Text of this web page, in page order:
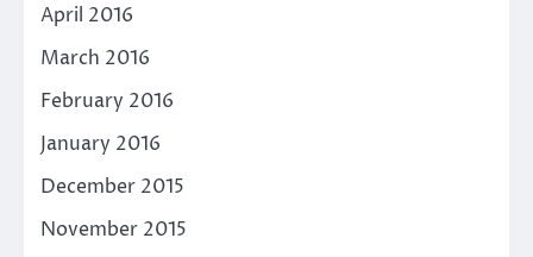
April 2016
March 2016
February 2016
January 2016
December 2015
November 2015